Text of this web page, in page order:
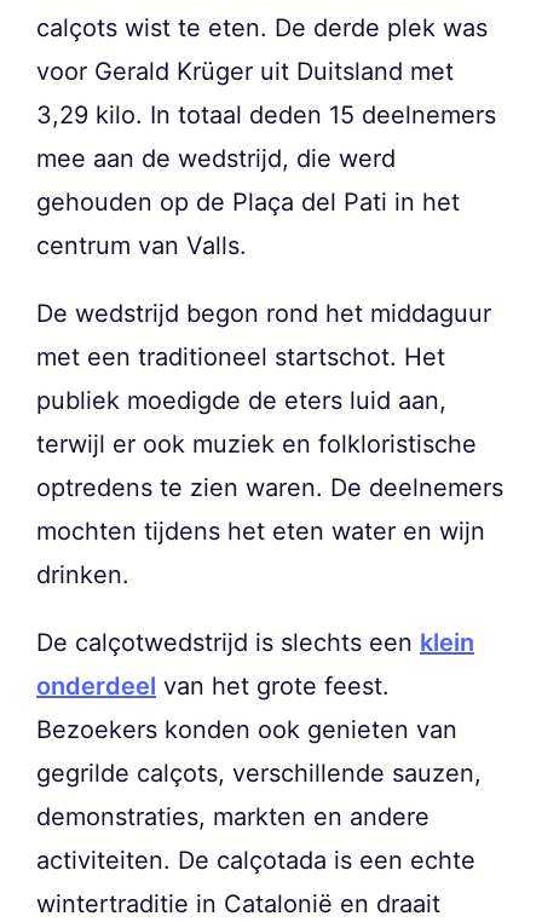
calçots wist te eten. De derde plek was
voor Gerald Krüger uit Duitsland met
3,29 kilo. In totaal deden 15 deelnemers
mee aan de wedstrijd, die werd
gehouden op de Plaça del Pati in het
centrum van Valls.
De wedstrijd begon rond het middaguur
met een traditioneel startschot. Het
publiek moedigde de eters luid aan,
terwijl er ook muziek en folkloristische
optredens te zien waren. De deelnemers
mochten tijdens het eten water en wijn
drinken.
De calçotwedstrijd is slechts een klein
onderdeel van het grote feest.
Bezoekers konden ook genieten van
gegrilde calçots, verschillende sauzen,
demonstraties, markten en andere
activiteiten. De calçotada is een echte
wintertraditie in Catalonië en draait